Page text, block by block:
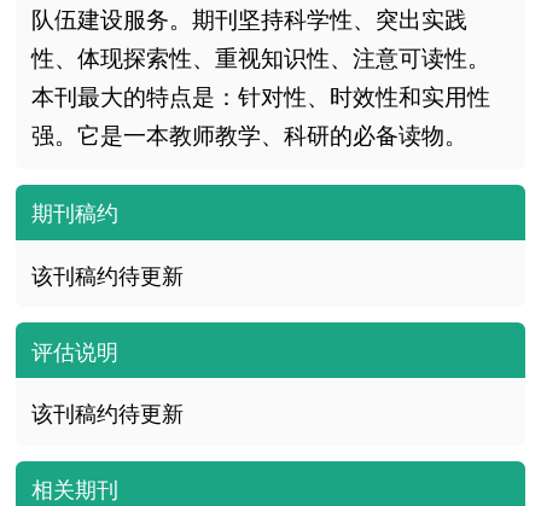
队伍建设服务。期刊坚持科学性、突出实践
性、体现探索性、重视知识性、注意可读性。
本刊最大的特点是：针对性、时效性和实用性
强。它是一本教师教学、科研的必备读物。
期刊稿约
该刊稿约待更新
评估说明
该刊稿约待更新
相关期刊